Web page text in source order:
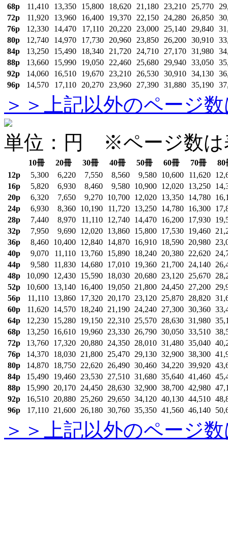
68p
11,410 13,350 15,800 18,620 21,180 23,210 25,770
72p
11,920 13,960 16,400 19,370 22,150 24,280 26,850
76p
12,330 14,470 17,110 20,220 23,000 25,140 29,840
80p
12,740 14,970 17,730 20,960 23,850 26,200 30,910
84p
13,250 15,490 18,340 21,720 24,710 27,170 31,980
88p
13,660 15,990 19,050 22,460 25,680 29,940 33,050
92p
14,060 16,510 19,670 23,210 26,530 30,910 34,130
96p
14,570 17,110 20,270 23,960 27,390 31,880 35,190
＞＞上記以外のページ
単位：円 ※ページ数は
10冊 20冊 30冊 40冊 50冊 60冊 70冊
80
12p
5,300 6,220 7,550 8,560 9,580 10,600 11,620
16p
5,820 6,930 8,460 9,580 10,900 12,020 13,250
20p
6,320 7,650 9,270 10,700 12,020 13,350 14,780
24p
6,930 8,360 10,190 11,720 13,250 14,780 16,300
28p
7,440 8,970 11,110 12,740 14,470 16,200 17,930
32p
7,950 9,690 12,020 13,860 15,800 17,530 19,460
36p
8,460 10,400 12,840 14,870 16,910 18,590 20,980
40p
9,070 11,110 13,760 15,890 18,240 20,380 22,620
44p
9,580 11,830 14,680 17,010 19,360 21,700 24,140
48p
10,090 12,430 15,590 18,030 20,680 23,120 25,670
52p
10,600 13,140 16,400 19,050 21,800 24,450 27,200
56p
11,110 13,860 17,320 20,170 23,120 25,870 28,820
60p
11,620 14,570 18,240 21,190 24,240 27,300 30,360
64p
12,230 15,280 19,150 22,310 25,570 28,630 31,980
68p
13,250 16,610 19,960 23,330 26,790 30,050 33,510
72p
13,760 17,320 20,880 24,350 28,010 31,480 35,040
76p
14,370 18,030 21,800 25,470 29,130 32,900 38,300
80p
14,870 18,750 22,620 26,490 30,460 34,220 39,920
84p
15,490 19,460 23,530 27,510 31,680 35,640 41,460
88p
15,990 20,170 24,450 28,630 32,900 38,700 42,980
92p
16,510 20,880 25,260 29,650 34,120 40,130 44,510
96p
17,110 21,600 26,180 30,760 35,350 41,560 46,140
＞＞上記以外のページ